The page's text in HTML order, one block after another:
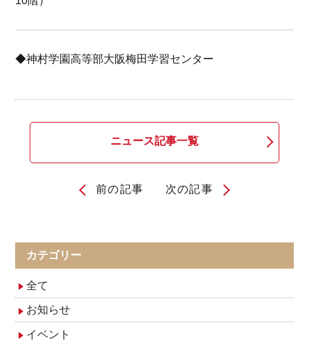
◆神村学園高等部大阪梅田学習センター
ニュース記事一覧
ナ
ビ
ゲ
ー
前の記事 次の記事
カテゴリー
全て
お知らせ
イベント